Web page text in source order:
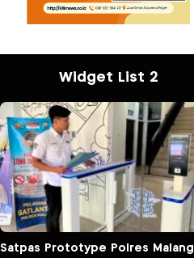
Widget List 2
Satpas Prototype Polres Malang